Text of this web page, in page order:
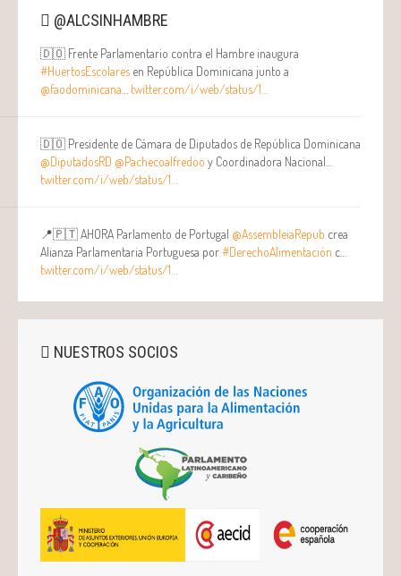
@ALCSINHAMBRE
🇩🇴 Frente Parlamentario contra el Hambre inaugura
#HuertosEscolares en República Dominicana junto a
@faodominicana
twitter.com/i/web/status/1…
🇩🇴 Presidente de Cámara de Diputados de República Dominicana
@DiputadosRD @Pachecoalfredoo y Coordinadora Nacional…
twitter.com/i/web/status/1…
📍🇵🇹 AHORA Parlamento de Portugal @AssembleiaRepub crea
Alianza Parlamentaria Portuguesa por#DerechoAlimentación c…
twitter.com/i/web/status/1…
NUESTROS SOCIOS